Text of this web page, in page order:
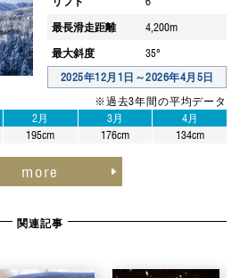
最長滑走距離
4,200m
最大斜度
35°
2025年12月1日～2026年4月5日
※過去3年間の平均データ
2月
195cm
3月
176cm
4月
134cm
more
関連記事